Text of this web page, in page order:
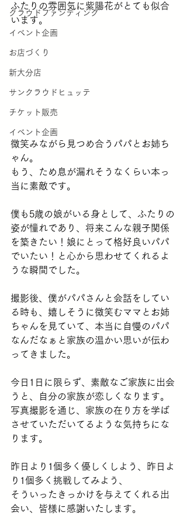
クラウドファンディング
イベント企画
お店づくり
新大分店
サンクラウドヒュッテ
チケット販売
イベント企画
ふたりの雰囲気に紫陽花がとても似合
います。
微笑みながら見つめ合うパパとお姉ち
ゃん。
もう、ため息が漏れそうなくらい本っ
当に素敵です。
僕も5歳の娘がいる身として、ふたりの
姿が憧れであり、将来こんな親子関係
を築きたい！娘にとって格好良いパパ
でいたい！と心から思わせてくれるよ
うな瞬間でした。
撮影後、僕がパパさんと会話をしてい
る時も、嬉しそうに微笑むママとお姉
ちゃんを見ていて、本当に自慢のパパ
なんだなぁと家族の温かい思いが伝わ
ってきました。
今日1日に限らず、素敵なご家族に出会
うと、自分の家族が恋しくなります。
写真撮影を通じ、家族の在り方を学ば
させていただいてるような気持ちにな
ります。
昨日より1個多く優しくしよう、昨日よ
り1個多く挑戦してみよう、
そういったきっかけを与えてくれる出
会い、皆様に感謝いたします。